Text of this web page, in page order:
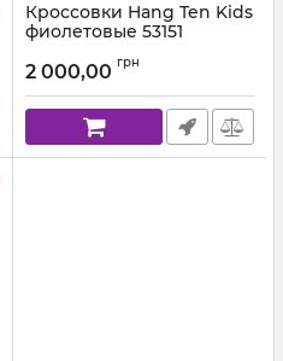
Кроссовки Hang Ten Kids
фиолетовые 53151
2 000,00 грн